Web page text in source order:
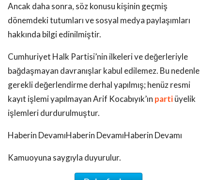
Ancak daha sonra, söz konusu kişinin geçmiş
dönemdeki tutumları ve sosyal medya paylaşımları
hakkında bilgi edinilmiştir.
Cumhuriyet Halk Partisi’nin ilkeleri ve değerleriyle
bağdaşmayan davranışlar kabul edilemez. Bu nedenle
gerekli değerlendirme derhal yapılmış; henüz resmi
kayıt işlemi yapılmayan Arif Kocabıyık’ın partiüyelik
işlemleri durdurulmuştur.
Haberin DevamıHaberin DevamıHaberin Devamı
Kamuoyuna saygıyla duyurulur.